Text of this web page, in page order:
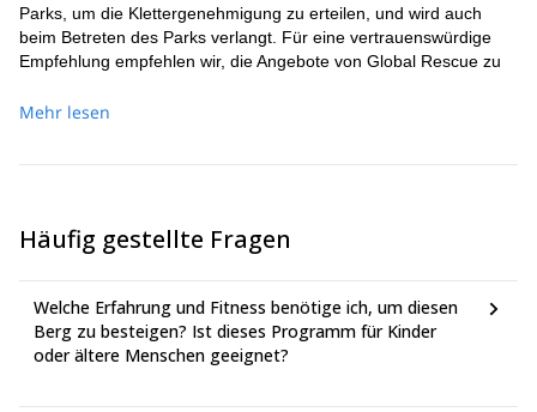
Parks, um die Klettergenehmigung zu erteilen, und wird auch
beim Betreten des Parks verlangt. Für eine vertrauenswürdige
Empfehlung empfehlen wir, die Angebote von Global Rescue zu
Unternehmen haben, das Hubschrauberrettungen am Aconcagua
Wir empfehlen auch, eine Reise- und Krankenversicherung zu
Krankenhausaufenthalte usw.) abzudecken.
registrierten Teilnehmer. NOV30 - DIC19: Führer Agustín
Aramayo (spricht Französisch). DIC07 - DIC26: Führer Heber
Orona. FEB08 - FEB27: Führer Andrés Jones.
Mehr lesen
Häufig gestellte Fragen
Welche Erfahrung und Fitness benötige ich, um diesen
Berg zu besteigen? Ist dieses Programm für Kinder
oder ältere Menschen geeignet?